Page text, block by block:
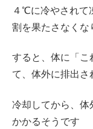
４℃に冷やされて
割を果たさなくな
すると、体に「こ
て、体外に排出さ
冷却してから、体
かかるそうです